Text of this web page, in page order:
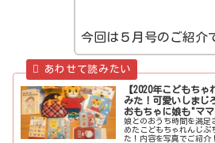
今回は５月号のご紹介
【2020年こどもち
みた！可愛いしまじ
おもちゃに娘も"マ
娘とのおうち時間を満足
めたこどもちゃれんじぷ
た！内容を写真でご紹介